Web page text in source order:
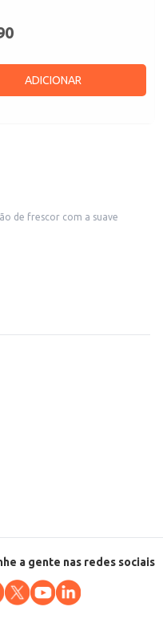
ADICIONAR
de frescor com a suave
a gente nas redes sociais